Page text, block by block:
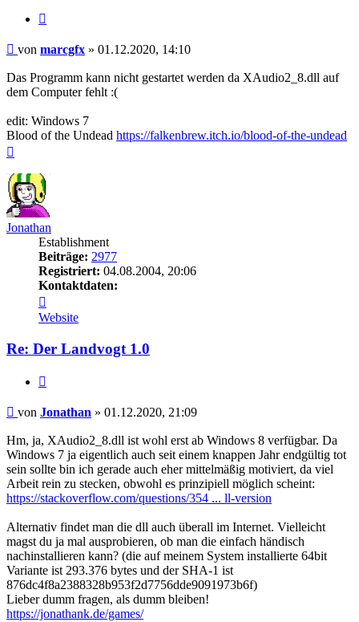
Beitrag
von marcgfx » 01.12.2020, 14:10
Das Programm kann nicht gestartet werden da XAudio2_8.dll auf
dem Computer fehlt :(
edit: Windows 7
Blood of the Undead https://falkenbrew.itch.io/blood-of-the-undead
Jonathan
Establishment
Beiträge: 2977
Registriert: 04.08.2004, 20:06
Kontaktdaten:
von
Jonathan
Website
Re: Der Landvogt 1.0
Beitrag
von Jonathan » 01.12.2020, 21:09
Hm, ja, XAudio2_8.dll ist wohl erst ab Windows 8 verfügbar. Da
Windows 7 ja eigentlich auch seit einem knappen Jahr endgültig tot
sein sollte bin ich gerade auch eher mittelmäßig motiviert, da viel
Arbeit rein zu stecken, obwohl es prinzipiell möglich scheint:
https://stackoverflow.com/questions/354 ... ll-version
Alternativ findet man die dll auch überall im Internet. Vielleicht
magst du ja mal ausprobieren, ob man die einfach händisch
nachinstallieren kann? (die auf meinem System installierte 64bit
Variante ist 293.376 bytes und der SHA-1 ist
876dc4f8a2388328b953f2d7756dde9091973b6f)
Lieber dumm fragen, als dumm bleiben!
https://jonathank.de/games/